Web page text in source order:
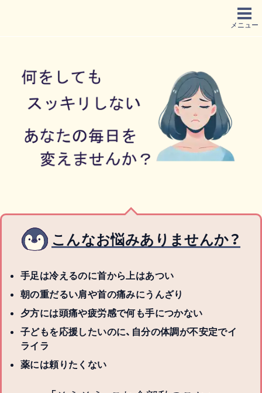
メニュー
こんなお悩みありませんか？
手足は冷えるのに首から上はあつい
朝の重だるい肩や首の痛みにうんざり
夕方には頭痛や疲労感で何も手につかない
子どもを応援したいのに、自分の体調が不安定でイ
ライラ
薬には頼りたくない